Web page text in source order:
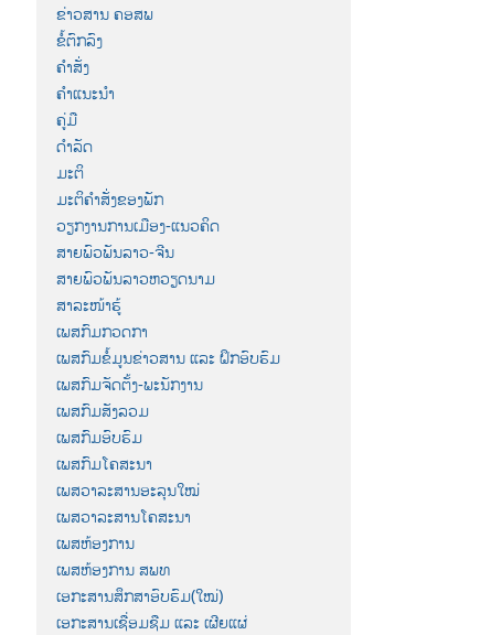
ຂ່າວສານ ຄອສພ
ຂໍ້ຕົກລົງ
ຄຳສັ່ງ
ຄຳແນະນຳ
ຄູ່ມື
ດຳລັດ
ມະຕິ
ມະຕິຄຳສັ່ງຂອງພັກ
ວຽກງານການເມືອງ-ແນວຄິດ
ສາຍພົວພັນລາວ-ຈີນ
ສາຍພົວພັນລາວຫວຽດນາມ
ສາລະໜ້າຮູ້
ເພສກົມກວດກາ
ເພສກົມຂໍ້ມູນຂ່າວສານ ແລະ ຝຶກອົບຮົມ
ເພສກົມຈັດຕັ້ງ-ພະນັກງານ
ເພສກົມສັງລວມ
ເພສກົມອົບຮົມ
ເພສກົມໂຄສະນາ
ເພສວາລະສານອະລຸນໃໝ່
ເພສວາລະສານໂຄສະນາ
ເພສຫ້ອງການ
ເພສຫ້ອງການ ສພທ
ເອກະສານສຶກສາອົບຮົມ(ໃໝ່)
ເອກະສານເຊື່ອມຊືມ ແລະ ເຜີຍແຜ່